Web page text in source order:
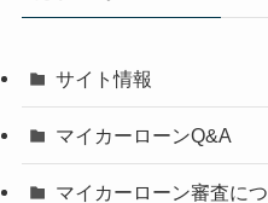
サイト情報
マイカーローンQ&A
マイカーローン審査に